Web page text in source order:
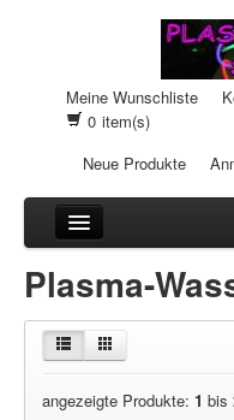
Meine Wunschliste
0 item(s)
Neue Produkte
Cream-Dosen
Duftsteine
Plasma-
angezeigte Produkte: 1 bis